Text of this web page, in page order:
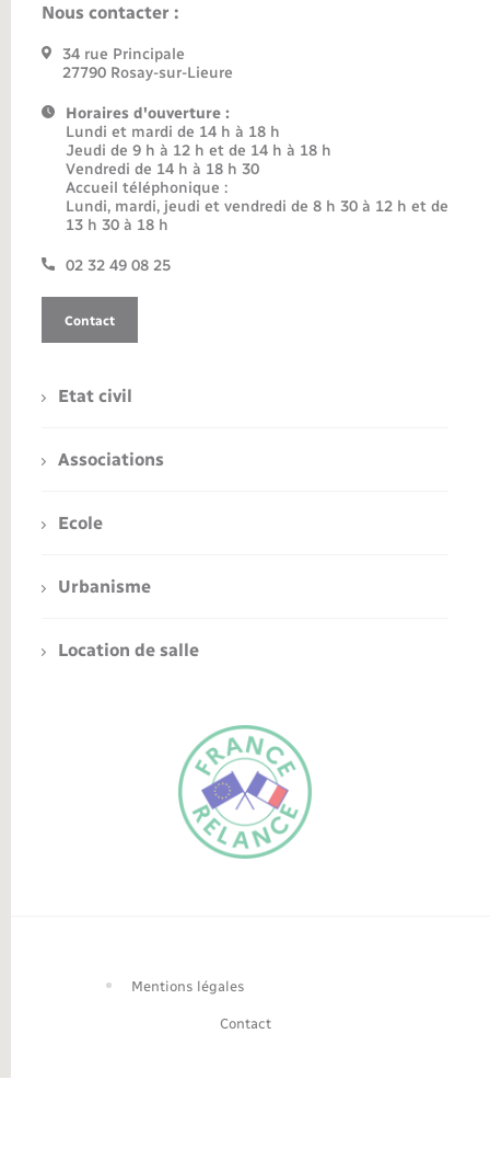
Nous contacter :
34 rue Principale
27790 Rosay-sur-Lieure
Horaires d'ouverture :
Lundi et mardi de 14 h à 18 h
Jeudi de 9 h à 12 h et de 14 h à 18 h
Vendredi de 14 h à 18 h 30
Accueil téléphonique :
Lundi, mardi, jeudi et vendredi de 8 h 30 à 12 h et de
13 h 30 à 18 h
02 32 49 08 25
Contact
Etat civil
Associations
Ecole
Urbanisme
Location de salle
Mentions légales
Contact